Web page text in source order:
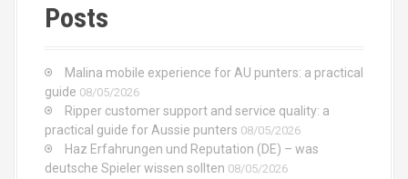
Posts
Malina mobile experience for AU punters: a practical
guide 08/05/2026
Ripper customer support and service quality: a
practical guide for Aussie punters 08/05/2026
Haz Erfahrungen und Reputation (DE) – was
deutsche Spieler wissen sollten 08/05/2026